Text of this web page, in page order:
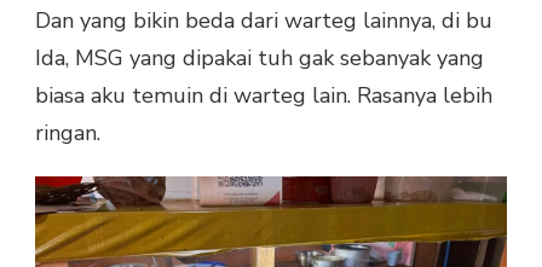
Dan yang bikin beda dari warteg lainnya, di bu
Ida, MSG yang dipakai tuh gak sebanyak yang
biasa aku temuin di warteg lain. Rasanya lebih
ringan.